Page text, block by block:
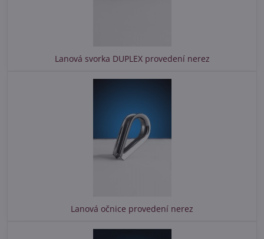
Lanová svorka DUPLEX provedení nerez
Lanová očnice provedení nerez